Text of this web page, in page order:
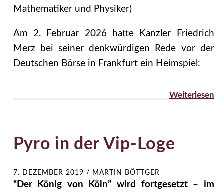
Mathematiker und Physiker)
Am 2. Februar 2026 hatte Kanzler Friedrich
Merz bei seiner denkwürdigen Rede vor der
Deutschen Börse in Frankfurt ein Heimspiel:
Weiterlesen
Pyro in der Vip-Loge
7. DEZEMBER 2019 / MARTIN BÖTTGER
“Der König von Köln” wird fortgesetzt – im